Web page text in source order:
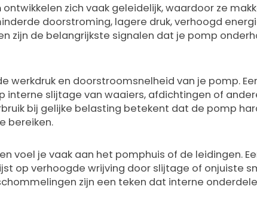
ontwikkelen zich vaak geleidelijk, waardoor ze
doorstroming, lagere druk, verhoogd
zijn de belangrijkste signalen dat je pomp
werkdruk en doorstroomsnelheid van je pomp.
interne slijtage van waaiers, afdichtingen of
bij gelijke belasting betekent dat de pomp
bereiken.
voel je vaak aan het pomphuis of de leidingen.
op verhoogde wrijving door slijtage of onjuiste
zijn een teken dat interne